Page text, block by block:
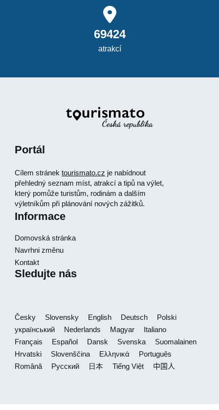
69424
atrakcí
Portál
Cílem stránek tourismato.cz je nabídnout
přehledný seznam míst, atrakcí a tipů na výlet,
který pomůže turistům, rodinám a dalším
výletníkům při plánování nových zážitků.
Informace
Domovská stránka
Navrhni změnu
Kontakt
Sledujte nás
Česky Slovensky English Deutsch
Polski
український
Nederlands Magyar
Italiano
Français
Español Dansk Svenska
Suomalainen
Hrvatski
Slovenščina Ελληνικά
Português
Română
Русский 日本 Tiếng Việt 中国人